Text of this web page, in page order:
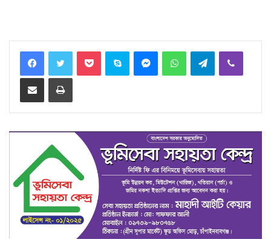
FacebookTwitter Pocket Skype MessengerWhatsAppTelegramViber
Share via Email Print